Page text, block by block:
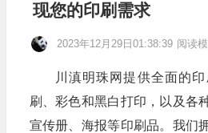
现您的印刷需求
2023年12月29日01:38:39 阅读
川滇明珠网提供全面的
刷、彩色和黑白打印，以及各
宣传册、海报等印刷品。我们